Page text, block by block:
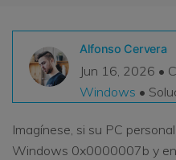
Recupera datos
Otros Productos
Alfonso Cervera
Jun 16, 2026 •
Windows •
Imagínese, si su PC
Windows 0x0000007b y